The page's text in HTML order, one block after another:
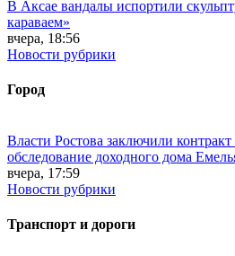
В Аксае вандалы испортили
караваем»
вчера, 18:56
Новости рубрики
Город
Власти Ростова заключили
обследование доходного дома
вчера, 17:59
Новости рубрики
Транспорт и дороги